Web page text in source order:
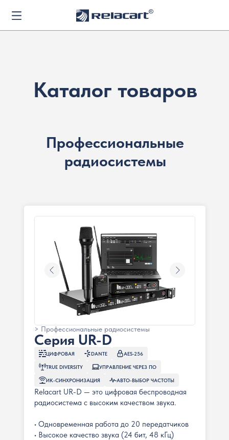
Каталог товаров
Профессиональные
радиосистемы
> Профессиональные радиосистемы
Серия UR-D
ЦИФРОВАЯ DANTE AES-256
TRUE DIVERSITY УПРАВЛЕНИЕ ЧЕРЕЗ ПО
ИК-СИНХРОНИЗАЦИЯ АВТО-ВЫБОР ЧАСТОТЫ
Relacart UR-D — это цифровая беспроводная
радиосистема с высоким качеством звука.
• Одновременная работа до 20 передатчиков
• Высокое качество звука (24 бит, 48 кГц)